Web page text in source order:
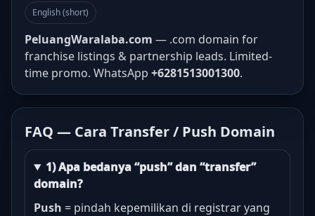
English (short)
PeluangWaralaba.com — .com domain for
franchise listings & partnership leads. Limited-
time promo. WhatsApp +6281513001300.
FAQ — Cara Transfer / Push Domain
1) Apa bedanya “push” dan “transfer”
domain?
Push = pindah kepemilikan di registrar yang